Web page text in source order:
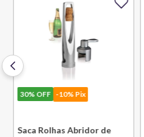
30%OFF -10% Pix
Saca Rolhas Abridor de